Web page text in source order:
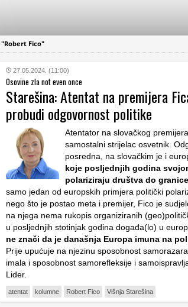
"Robert Fico"
27.05.2024. (11:00)
Osovine zla not even once
Starešina: Atentat na premijera
probudi odgovornost politike
Atentator na slovačkog
samostalni strijelac osvetnik.
posredna, na slovačkim je i
koje posljednjih godina
polariziraju društva do
samo jedan od europskih primjera politički
nego što je postao meta i premijer, Fico je
na njega nema rukopis organiziranih
u posljednjih stotinjak godina događa(lo) u
ne znači da je današnja Europa imuna na
Prije upućuje na njezinu sposobnost
imala i sposobnost samorefleksije i
Lider.
atentat kolumne Robert Fico Višnja Starešina